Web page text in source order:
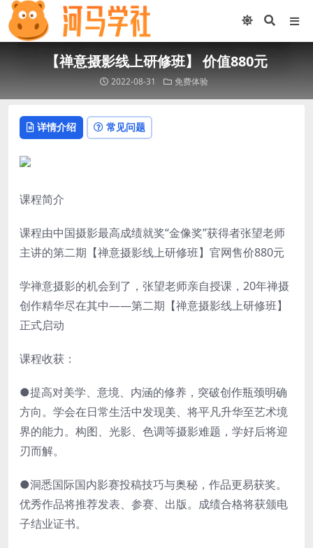
【禅意摄影线上研修班】 价值880元
2022-08-31 免费体验
详情介绍 常见问题
课程简介
课程由中国摄影最高成绩就奖“金像奖”获得者张望老师
主讲的第二期【禅意摄影线上研修班】官网售价880元
学禅意摄影的机会到了，张望老师亲自授课，20年禅摄
创作精华尽在其中——第二期【禅意摄影线上研修班】
正式启动
课程收获：
●提高对美学、意境、内涵的修养，突破创作瓶颈明确
方向。学会在日常生活中发现美、将平凡升华至艺术境
界的能力。构图、光影、色调等摄影难题，学好后将迎
刃而解。
●洞悉国际国内影赛投稿技巧与奥秘，作品更易获奖。
优秀作品将推荐发表、参赛、出版。成绩合格将获颁电
子结业证书。